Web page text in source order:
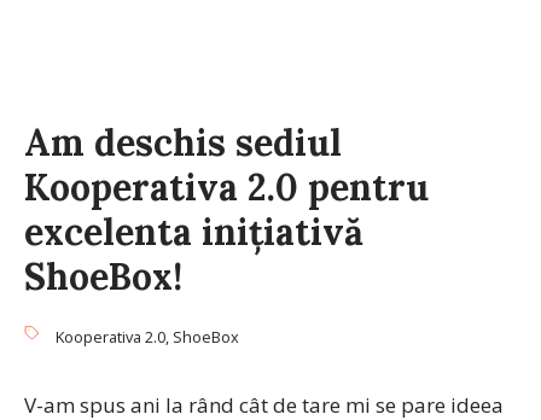
Am deschis sediul
Kooperativa 2.0 pentru
excelenta inițiativă
ShoeBox!
Kooperativa 2.0, ShoeBox
V-am spus ani la rând cât de tare mi se pare ideea